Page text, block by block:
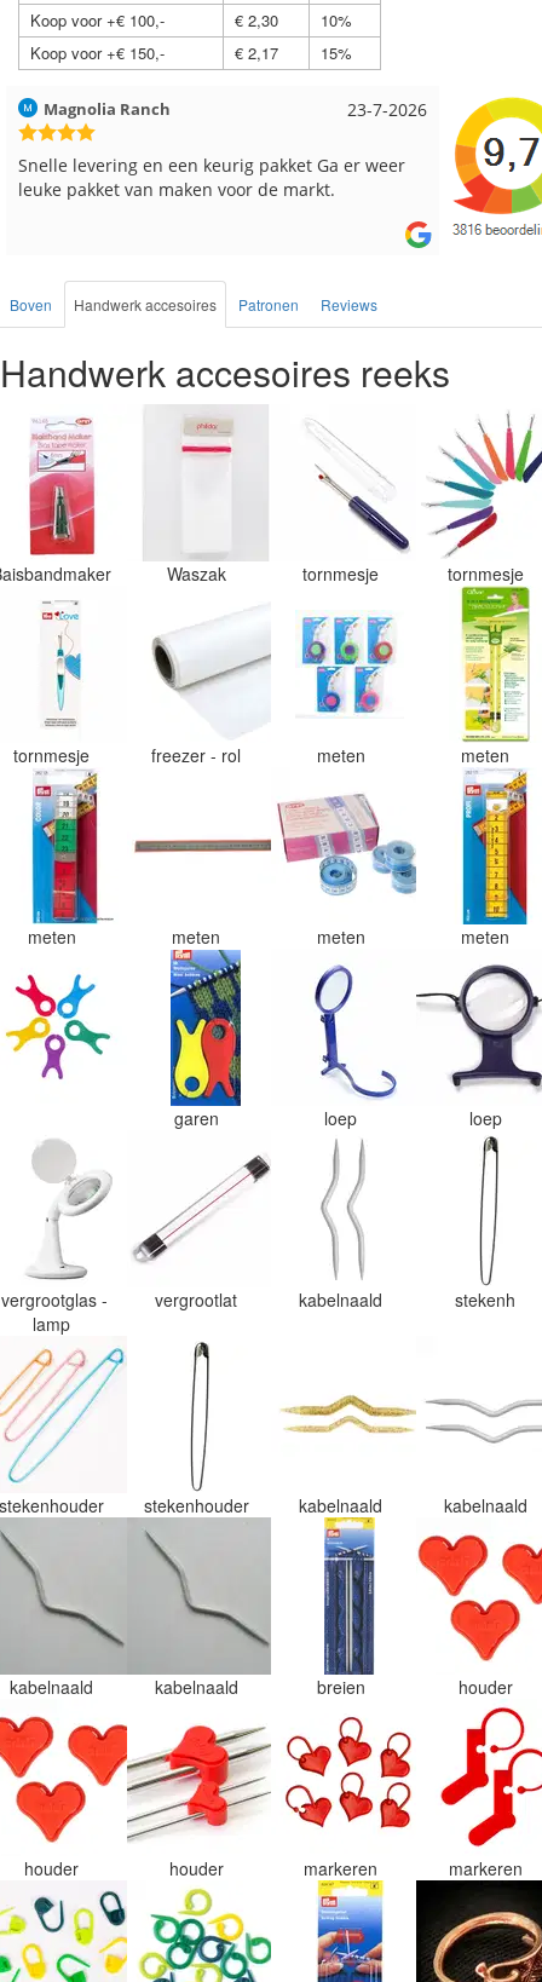
Koop voor +€ 100,-
€ 2,30
10%
Koop voor +€ 150,-
€ 2,17 15%
17-7-2026
Hilde uit Loyers
Reeds meerdere keren breigaren en breinaalden
besteld, altijd heel tevreden over de service.
Loes uit
Snelle
Boven Handwerk accesoires Patronen Reviews
Handwerk accesoires reeks
Waszak tornmesje tornmesje
tornmesje freezer - rol meten meten
meten meten meten meten
garen loep loep
vergrootglas -
lamp
vergrootlat kabelnaald stekenh
stekenhouder stekenhouder kabelnaald kabelnaald
kabelnaald kabelnaald breien houder
houder houder markeren markeren